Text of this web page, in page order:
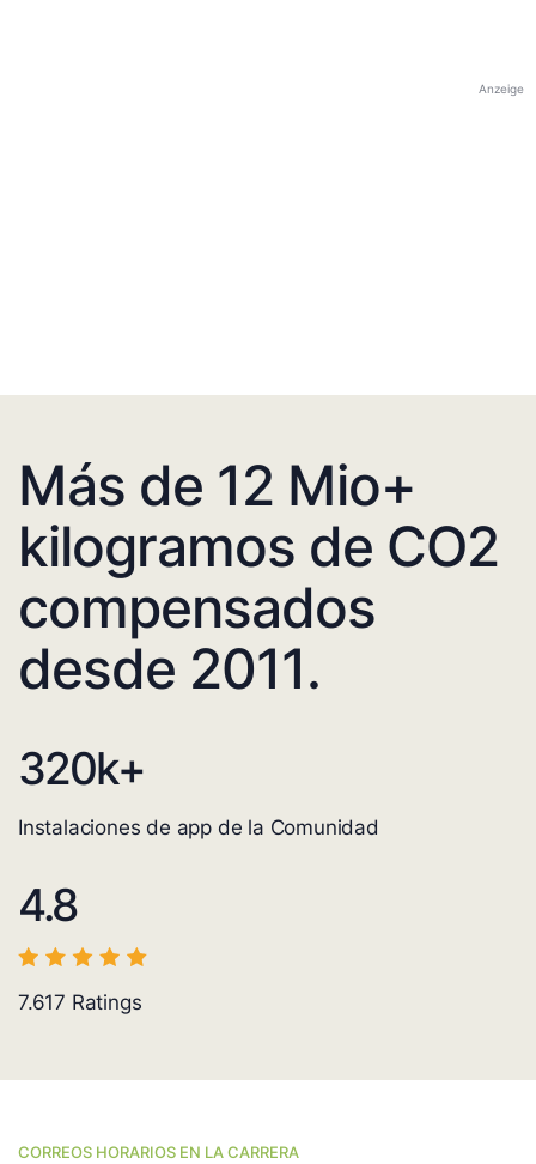
Anzeige
Más de 12 Mio+
kilogramos de CO2
compensados
desde 2011.
320k+
Instalaciones de app de la Comunidad
4.8
7.617 Ratings
CORREOS HORARIOS EN LA CARRERA